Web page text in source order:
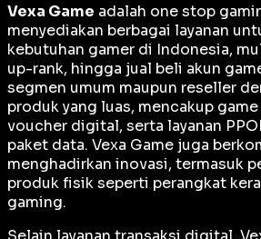
Vexa Game adalah one stop
menyediakan berbagai layanan
kebutuhan gamer di Indonesia,
up-rank, hingga jual beli akun
segmen umum maupun reseller
produk yang luas, mencakup
voucher digital, serta layanan
paket data. Vexa Game juga
menghadirkan inovasi, termasuk
produk fisik seperti perangkat
gaming.